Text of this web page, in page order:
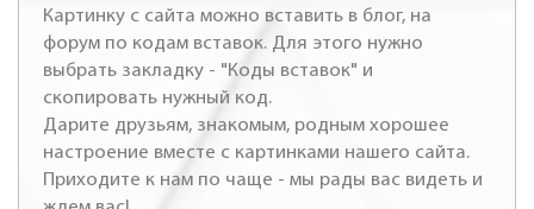
Картинку с сайта можно вставить в блог, на
форум по кодам вставок. Для этого нужно
выбрать закладку - "Коды вставок" и
скопировать нужный код.
Дарите друзьям, знакомым, родным хорошее
настроение вместе с картинками нашего сайта.
Приходите к нам по чаще - мы рады вас видеть и